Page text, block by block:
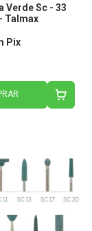
Verde Sc - 33
Talmax
Pix